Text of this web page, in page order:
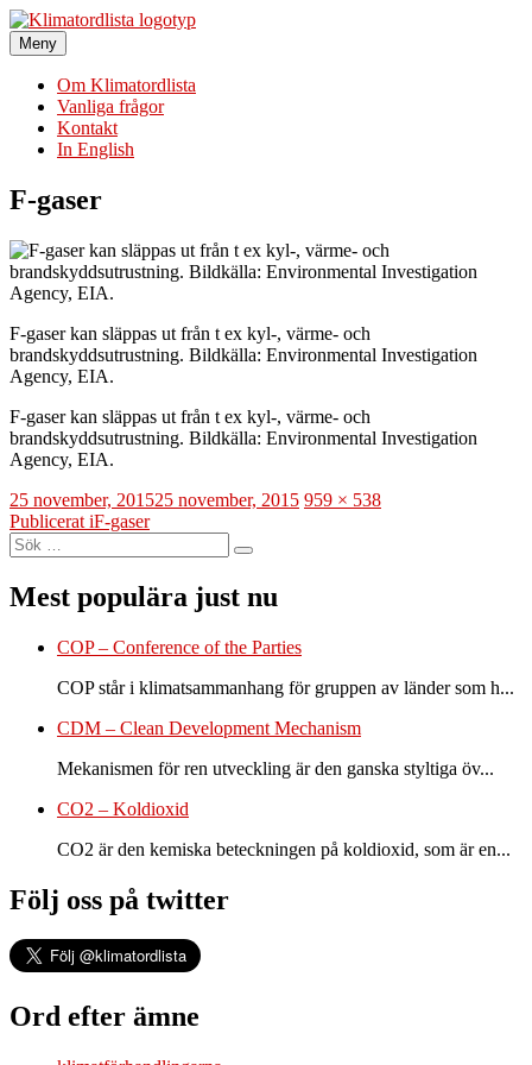
Hoppa
till
innehåll
Klimatordlista
Sveriges största klimatordlista
Meny
Om Klimatordlista
Vanliga frågor
Kontakt
In English
F-gaser
F-gaser kan släppas ut från t ex kyl-, värme- och
brandskyddsutrustning. Bildkälla: Environmental Investigation
Agency, EIA.
F-gaser kan släppas ut från t ex kyl-, värme- och
brandskyddsutrustning. Bildkälla: Environmental Investigation
Agency, EIA.
Publicerat
den
25 november, 201525 november, 2015 Full
959 × 538
Inläggsnavigering
Publicerat iF-gaser
Sök
efter:
Sök
Mest populära just nu
COP – Conference of the Parties
COP står i klimatsammanhang för gruppen av länder som h...
CDM – Clean Development Mechanism
Mekanismen för ren utveckling är den ganska styltiga öv...
CO2 – Koldioxid
CO2 är den kemiska beteckningen på koldioxid, som är en...
Följ oss på twitter
Ord efter ämne